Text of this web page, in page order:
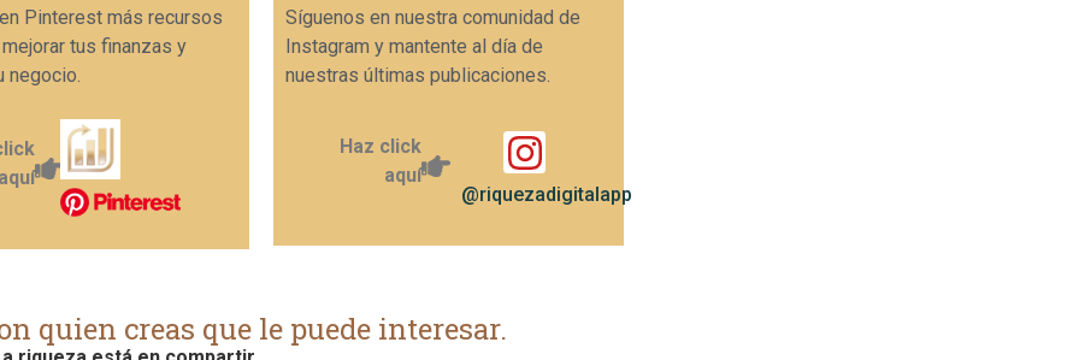
Pinterest más recursos
tus finanzas y
negocio.
aquí
Síguenos en nuestra comunidad de
Instagram y mantente al día de
nuestras últimas publicaciones.
Haz click
aquí
@riquezadigitalapp
quien creas que le puede interesar.